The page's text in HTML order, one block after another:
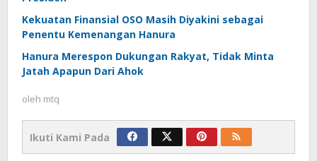
Kekuatan Finansial OSO Masih Diyakini sebagai
Penentu Kemenangan Hanura
Hanura Merespon Dukungan Rakyat, Tidak Minta
Jatah Apapun Dari Ahok
oleh mtq
Ikuti Kami Pada